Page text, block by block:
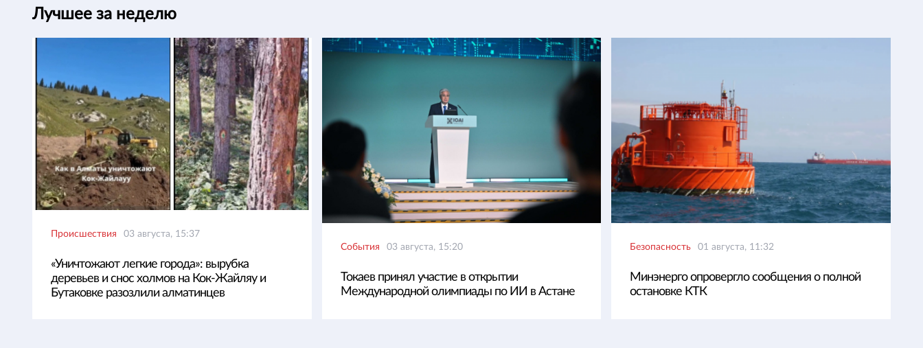
Лучшее за неделю
Происшествия 03 августа, 15:37
«Уничтожают легкие города»: вырубка
деревьев и снос холмов на Кок-Жайляу и
Бутаковке разозлили алматинцев
События 03 августа, 15:20
Токаев принял участие в открытии
Международной олимпиады по ИИ в Астане
Безопасность 01 августа, 11:32
Минэнерго опровергло сообщения о полной
остановке КТК